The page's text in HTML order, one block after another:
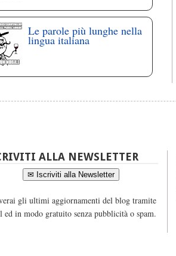
Le parole più lunghe nella
lingua italiana
ALLA NEWSLETTER
✉ Iscriviti alla Newsletter
gli ultimi aggiornamenti del blog tramite
ed in modo gratuito senza pubblicità o spam.